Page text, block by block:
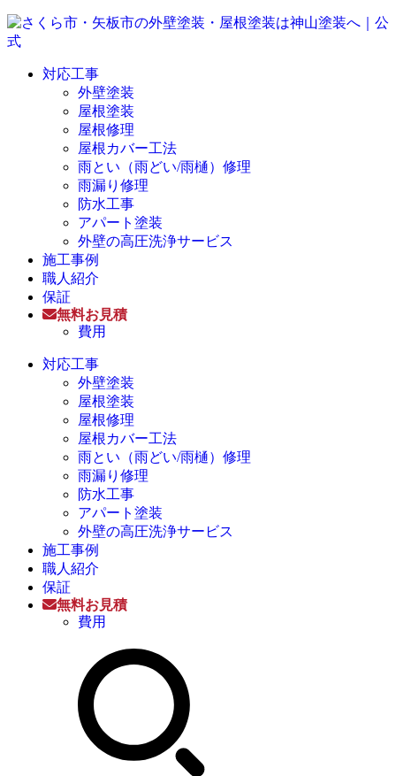
対応工事
外壁塗装
屋根塗装
屋根修理
屋根カバー工法
雨とい（雨どい/雨樋）修理
雨漏り修理
防水工事
アパート塗装
外壁の高圧洗浄サービス
施工事例
職人紹介
保証
無料お見積
費用
対応工事
外壁塗装
屋根塗装
屋根修理
屋根カバー工法
雨とい（雨どい/雨樋）修理
雨漏り修理
防水工事
アパート塗装
外壁の高圧洗浄サービス
施工事例
職人紹介
保証
無料お見積
費用